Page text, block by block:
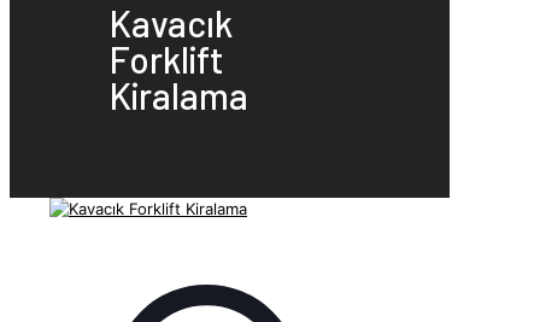
Kavacık
Forklift
Kiralama